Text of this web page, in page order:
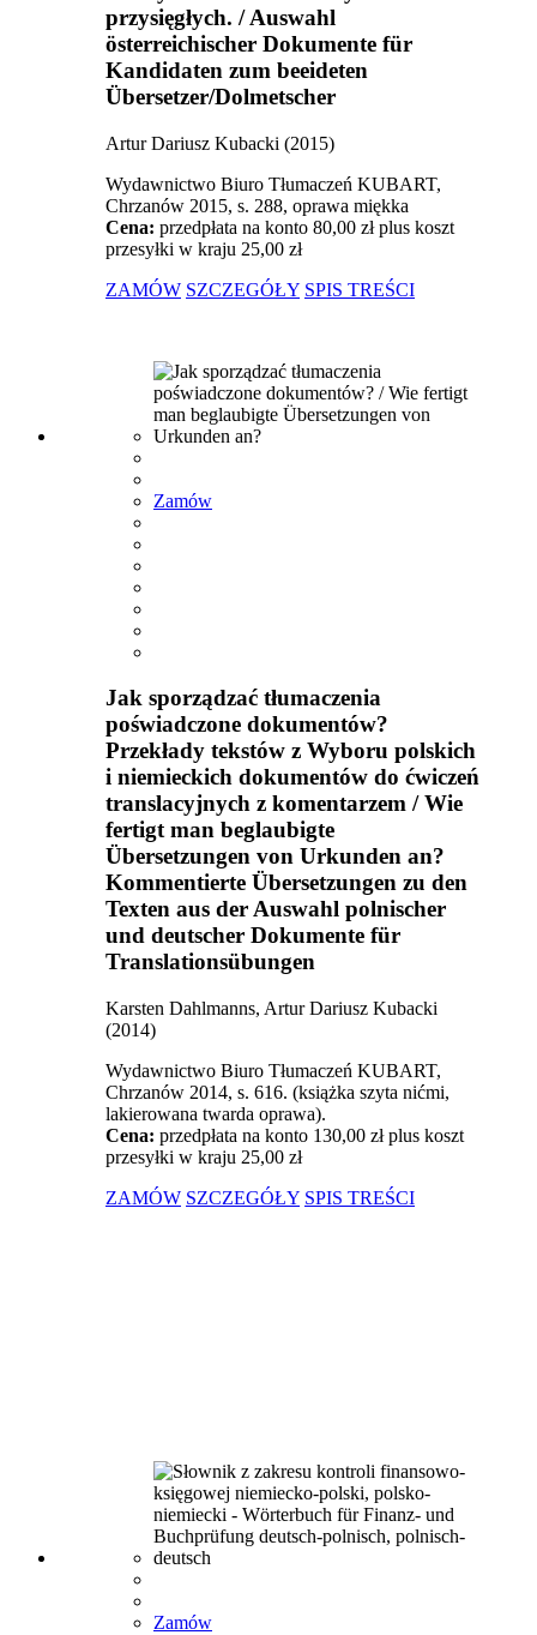
przysięgłych. / Auswahl
österreichischer Dokumente für
Kandidaten zum beeideten
Übersetzer/Dolmetscher
Artur Dariusz Kubacki (2015)
Wydawnictwo Biuro Tłumaczeń KUBART,
Chrzanów 2015, s. 288, oprawa miękka
Cena: przedpłata na konto 80,00 zł plus koszt
przesyłki w kraju 25,00 zł
ZAMÓW SZCZEGÓŁY SPIS TREŚCI
Zamów
Jak sporządzać tłumaczenia
poświadczone dokumentów?
Przekłady tekstów z Wyboru polskich
i niemieckich dokumentów do ćwiczeń
translacyjnych z komentarzem / Wie
fertigt man beglaubigte
Übersetzungen von Urkunden an?
Kommentierte Übersetzungen zu den
Texten aus der Auswahl polnischer
und deutscher Dokumente für
Translationsübungen
Karsten Dahlmanns, Artur Dariusz Kubacki
(2014)
Wydawnictwo Biuro Tłumaczeń KUBART,
Chrzanów 2014, s. 616. (książka szyta nićmi,
lakierowana twarda oprawa).
Cena: przedpłata na konto 130,00 zł plus koszt
przesyłki w kraju 25,00 zł
ZAMÓW SZCZEGÓŁY SPIS TREŚCI
Zamów